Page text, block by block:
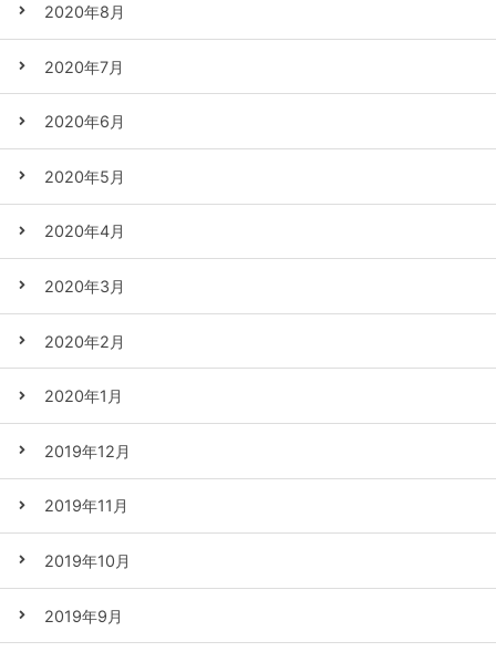
2020年8月
2020年7月
2020年6月
2020年5月
2020年4月
2020年3月
2020年2月
2020年1月
2019年12月
2019年11月
2019年10月
2019年9月